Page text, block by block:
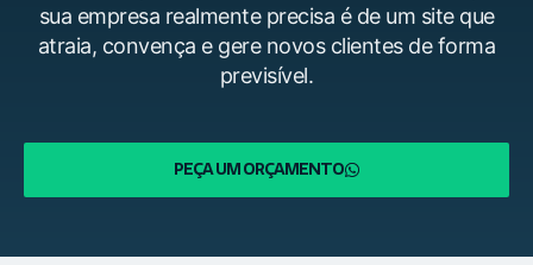
sua empresa realmente precisa é de um site que
atraia, convença e gere novos clientes de forma
previsível.
PEÇA UM ORÇAMENTO